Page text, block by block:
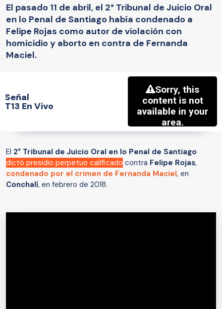
El pasado 11 de abril, el 2° Tribunal de Juicio Oral
en lo Penal de Santiago había condenado a
Felipe Rojas como autor de violación con
homicidio y aborto en contra de Fernanda
Maciel.
Señal
T13 En Vivo
El 2° Tribunal de Juicio Oral en lo Penal de Santiago
dictó presidio perpetuo calificado contra Felipe Rojas,
condenado por el crimen de Fernanda Maciel, en
Conchalí, en febrero de 2018.